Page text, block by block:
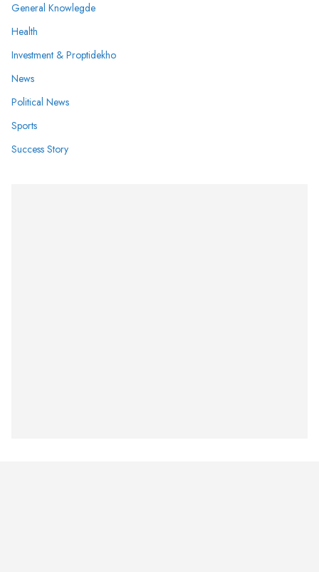
General Knowlegde
Health
Investment & Proptidekho
News
Political News
Sports
Success Story